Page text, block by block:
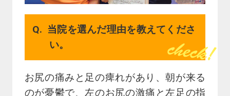
当院を選んだ理由を教えてくださ
い。
お尻の痛みと足の痺れがあり、朝が来る
のが憂鬱で、左のお尻の激痛と左足の指